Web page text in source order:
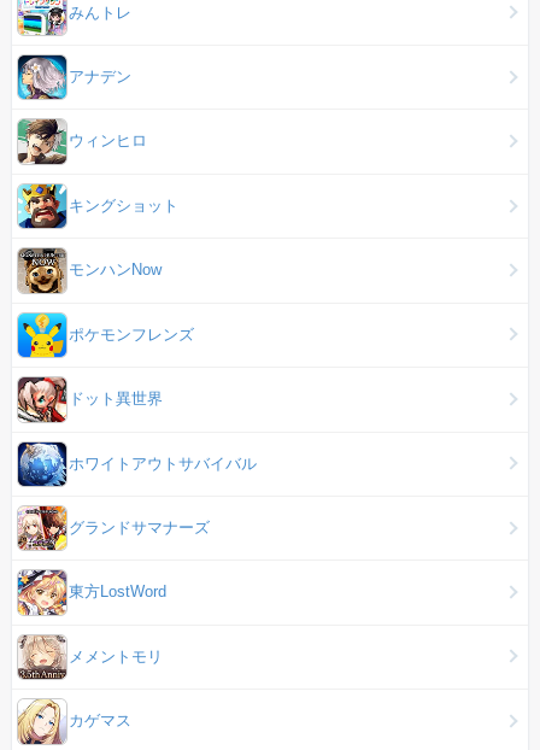
みんトレ
アナデン
ウィンヒロ
キングショット
モンハンNow
ポケモンフレンズ
ドット異世界
ホワイトアウトサバイバル
グランドサマナーズ
東方LostWord
メメントモリ
カゲマス